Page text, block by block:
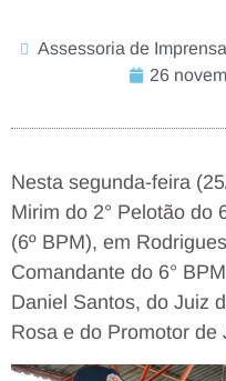
Assessoria de
26
Nesta segunda-feira
Mirim do 2° Pelotão do
(6º BPM), em
Comandante do 6°
Daniel Santos, do Juiz
Rosa e do Promotor de